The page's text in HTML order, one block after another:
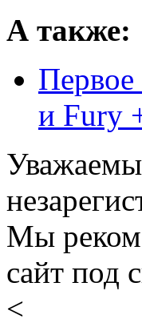
А также:
и Fury
Мы
сайт под
<